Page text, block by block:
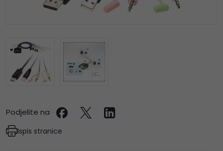
Podjelite na
Ispis stranice